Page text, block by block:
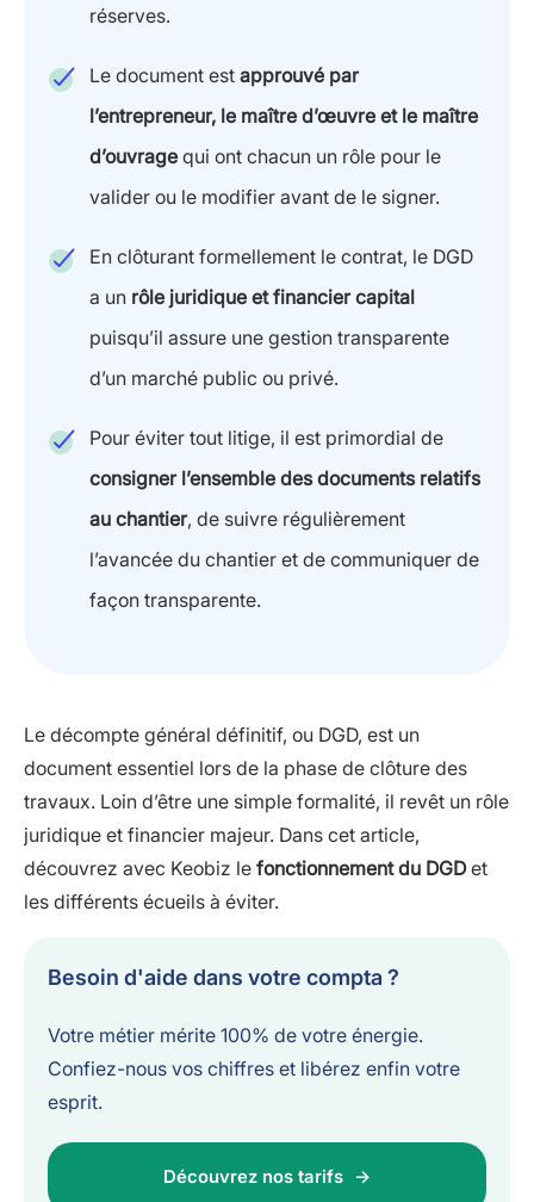
réserves.
Le document est approuvé par
l’entrepreneur, le maître d’œuvre et le maître
d’ouvrage qui ont chacun un rôle pour le
valider ou le modifier avant de le signer.
En clôturant formellement le contrat, le DGD
a un rôle juridique et financier capital
puisqu’il assure une gestion transparente
d’un marché public ou privé.
Pour éviter tout litige, il est primordial de
consigner l’ensemble des documents relatifs
au chantier, de suivre régulièrement
l’avancée du chantier et de communiquer de
façon transparente.
Le décompte général définitif, ou DGD, est un
document essentiel lors de la phase de clôture des
travaux. Loin d’être une simple formalité, il revêt un rôle
juridique et financier majeur. Dans cet article,
découvrez avec Keobiz le fonctionnement du DGDet
les différents écueils à éviter.
Besoin d'aide dans votre compta ?
Votre métier mérite 100% de votre énergie.
Confiez-nous vos chiffres et libérez enfin votre
esprit.
Découvrez nos tarifs